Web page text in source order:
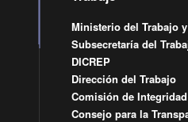
Ministerio del Trabajo
Subsecretaría del
DICREP
Dirección del Trabajo
Comisión de
Consejo para la